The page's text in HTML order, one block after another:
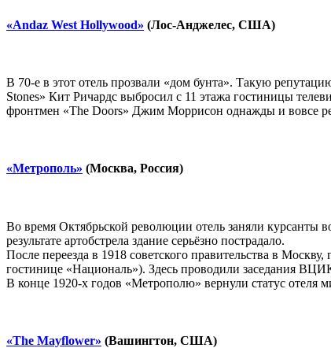
«Andaz West Hollywood» (Лос-Анджелес, США)
В 70-е в этот отель прозвали «дом бунта». Такую
Stones» Кит Ричардс выбросил с 11 этажа гостиницы
фронтмен «The Doors» Джим Моррисон однажды и вовсе
«Метрополь» (Москва, Россия)
Во время Октябрьской революции отель заняли курсанты
результате артобстрела здание серьёзно пострадало.
После переезда в 1918 советского правительства в
гостинице «Националь»). Здесь проводили заседания
В конце 1920-х годов «Метрополю» вернули статус
«The Mayflower» (Вашингтон, США)